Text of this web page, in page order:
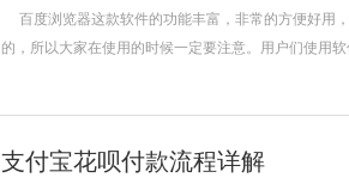
百度浏览器这款软件的功能丰富，非常的方便好用
的，所以大家在使用的时候一定要注意。用户们使用
支付宝花呗付款流程详解